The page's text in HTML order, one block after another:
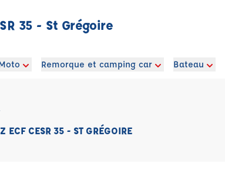
35 - St Grégoire
Remorque et camping car Bateau
ECF CESR 35 - ST GRÉGOIRE